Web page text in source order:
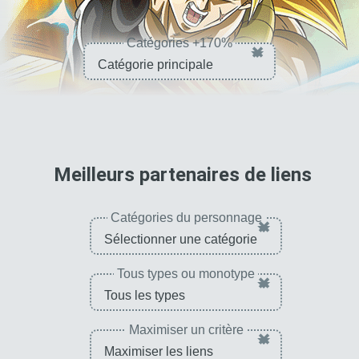
Catégories +170% ×
Meilleurs partenaires de liens
Catégories du personnage×
Tous types ou monotype ×
Maximiser un critère ×